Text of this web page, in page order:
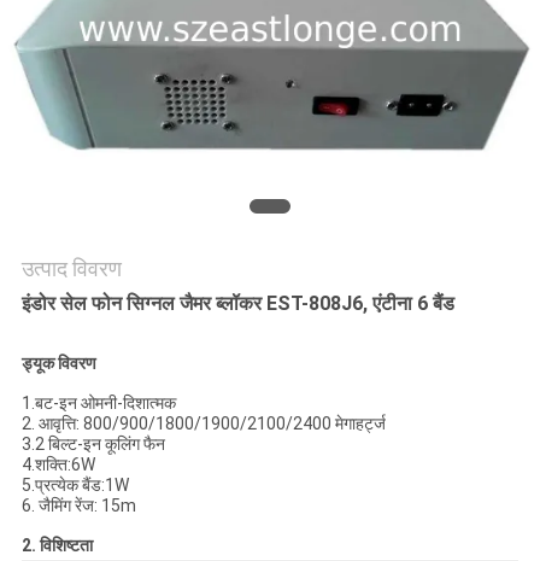
एक
उद्धरण
का
अनुरोध
साइटमैप
PRIVACY
POLICY
उत्पाद विवरण
इंडोर सेल फोन सिग्नल जैमर ब्लॉकर EST-808J6, एंटीना 6 बैंड
ड्यूक विवरण
1.बट-इन ओमनी-दिशात्मक
2. आवृत्ति: 800/900/1800/1900/2100/2400 मेगाहर्ट्ज
3.2 बिल्ट-इन कूलिंग फैन
4.शक्ति:6W
5.प्रत्येक बैंड:1W
6. जैमिंग रेंज: 15m
2. विशिष्टता